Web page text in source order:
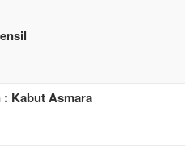
: Kabut Asmara